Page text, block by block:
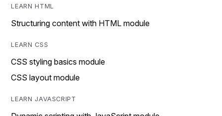
LEARN HTML
Structuring content with HTML module
LEARN CSS
CSS styling basics module
CSS layout module
LEARN JAVASCRIPT